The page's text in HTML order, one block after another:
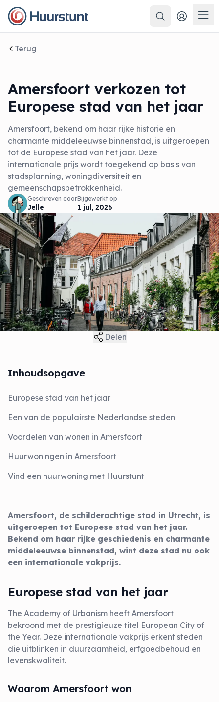
Zoeken
Terug
Amersfoort verkozen tot
Europese stad van het jaar
Amersfoort, bekend om haar rijke historie en
charmante middeleeuwse binnenstad, is uitgeroepen
tot de Europese stad van het jaar. Deze
internationale prijs wordt toegekend op basis van
stadsplanning, woningdiversiteit en
gemeenschapsbetrokkenheid.
Geschreven door
Jelle
Bijgewerkt op
1 jul, 2026
Delen
Amersfoort, de schilderachtige stad in Utrecht, is
uitgeroepen tot Europese stad van het jaar.
Bekend om haar rijke geschiedenis en charmante
middeleeuwse binnenstad, wint deze stad nu ook
een internationale vakprijs.
Europese stad van het jaar
The Academy of Urbanism heeft Amersfoort
bekroond met de prestigieuze titel European City of
the Year. Deze internationale vakprijs erkent steden
die uitblinken in duurzaamheid, erfgoedbehoud en
levenskwaliteit.
Waarom Amersfoort won
Inhoudsopgave
Europese stad van het jaar
Een van de populairste Nederlandse steden
Voordelen van wonen in Amersfoort
Huurwoningen in Amersfoort
Vind een huurwoning met Huurstunt